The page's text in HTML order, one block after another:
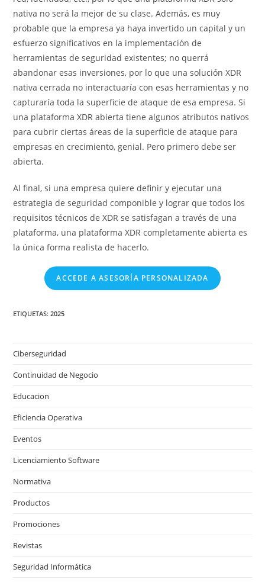
nativa no será la mejor de su clase. Además, es muy
probable que la empresa ya haya invertido un capital y un
esfuerzo significativos en la implementación de
herramientas de seguridad existentes; no querrá
abandonar esas inversiones, por lo que una solución XDR
nativa cerrada no interactuaría con esas herramientas y no
capturaría toda la superficie de ataque de esa empresa. Si
una plataforma XDR abierta tiene algunos atributos nativos
para cubrir ciertas áreas de la superficie de ataque para
empresas en crecimiento, genial. Pero primero debe ser
abierta.
Al final, si una empresa quiere definir y ejecutar una
estrategia de seguridad componible y lograr que todos los
requisitos técnicos de XDR se satisfagan a través de una
plataforma, una plataforma XDR completamente abierta es
la única forma realista de hacerlo.
ACCEDE A ASESORÍA PERSONALIZADA
ETIQUETAS:2025
Ciberseguridad
Continuidad de Negocio
Educacion
Eficiencia Operativa
Eventos
Licenciamiento Software
Normativa
Productos
Promociones
Revistas
Seguridad Informática